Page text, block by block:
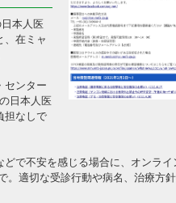
本人医
、在ミャ
センター
日本人医
担なしで
で不安を感じる場合に、オンライ
。適切な受診行動や病名、治療方